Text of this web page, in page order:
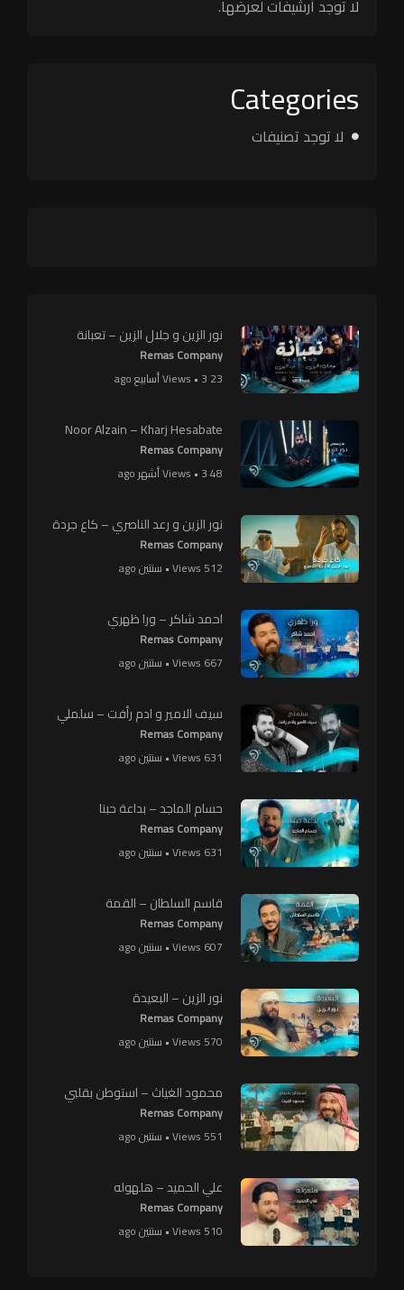
لا توجد أرشيفات لعرضها.
Categories
لا توجد تصنيفات
نور الزين و جلال الزين – تعبانة
Remas Company
23 Views • 3 أسابيع ago
Noor Alzain – Kharj Hesabate
Remas Company
48 Views • 3 أشهر ago
نور الزين و رعد الناصري – كاع جردة
Remas Company
512 Views • سنتين ago
احمد شاكر – ورا ظهري
Remas Company
667 Views • سنتين ago
سيف الامير و ادم رأفت – سلملي
Remas Company
631 Views • سنتين ago
حسام الماجد – بداعة حبنا
Remas Company
631 Views • سنتين ago
قاسم السلطان – القمة
Remas Company
607 Views • سنتين ago
نور الزين – البعيدة
Remas Company
570 Views • سنتين ago
محمود الغياث – استوطن بقلبي
Remas Company
551 Views • سنتين ago
علي الحميد – هلهوله
Remas Company
510 Views • سنتين ago